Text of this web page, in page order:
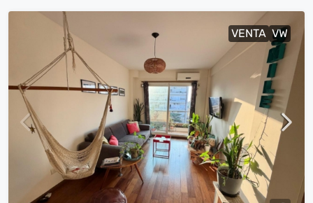
VENTA VW